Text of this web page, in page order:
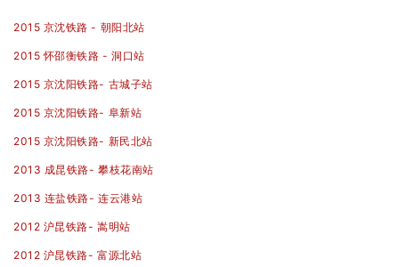
2015 京沈铁路 - 朝阳北站
2015 怀邵衡铁路 - 洞口站
2015 京沈阳铁路- 古城子站
2015 京沈阳铁路- 阜新站
2015 京沈阳铁路- 新民北站
2013 成昆铁路- 攀枝花南站
2013 连盐铁路- 连云港站
2012 沪昆铁路- 嵩明站
2012 沪昆铁路- 富源北站